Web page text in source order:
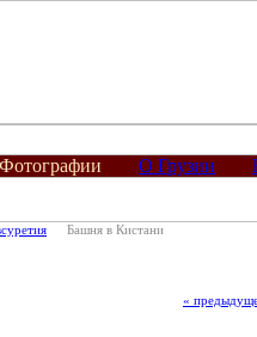
Фотографии О Грузии
Башня в Кистани
«